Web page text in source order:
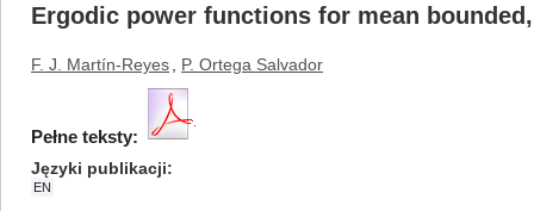
Ergodic power functions for mean
F. J. Martín-Reyes P. Ortega Salvador
Pełne teksty:
Języki publikacji
EN